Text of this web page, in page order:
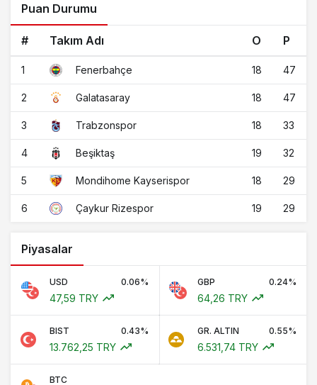
Puan Durumu
# Takım Adı O P
1 Fenerbahçe 18 47
2 Galatasaray 18 47
3 Trabzonspor 18 33
4 Beşiktaş 19 32
5 Mondihome Kayserispor 18 29
6 Çaykur Rizespor 19 29
Piyasalar
USD 0.06%
47,59 TRY
GBP 0.24%
64,26 TRY
BIST 0.43%
13.762,25 TRY
GR. ALTIN 0.55%
6.531,74 TRY
BTC